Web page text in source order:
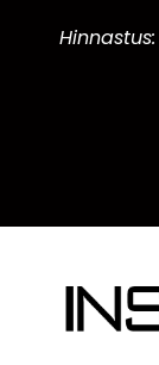
Hinnastus: